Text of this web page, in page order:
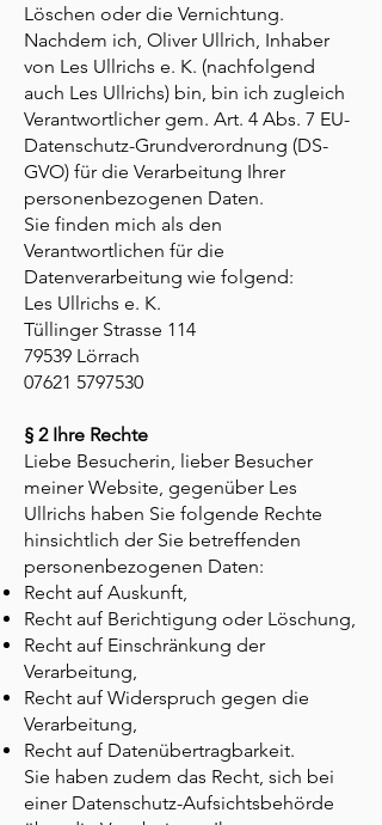
Löschen oder die Vernichtung.
Nachdem ich, Oliver Ullrich, Inhaber
von Les Ullrichs e. K. (nachfolgend
auch Les Ullrichs) bin, bin ich zugleich
Verantwortlicher gem. Art. 4 Abs. 7 EU-
Datenschutz-Grundverordnung (DS-
GVO) für die Verarbeitung Ihrer
personenbezogenen Daten.
Sie finden mich als den
Verantwortlichen für die
Datenverarbeitung wie folgend:
Les Ullrichs e. K.
Tüllinger Strasse 114
79539 Lörrach
07621 5797530
§ 2 Ihre Rechte
Liebe Besucherin, lieber Besucher
meiner Website, gegenüber Les
Ullrichs haben Sie folgende Rechte
hinsichtlich der Sie betreffenden
personenbezogenen Daten:
Recht auf Auskunft,
Recht auf Berichtigung oder Löschung,
Recht auf Einschränkung der
Verarbeitung,
Recht auf Widerspruch gegen die
Verarbeitung,
Recht auf Datenübertragbarkeit.
Sie haben zudem das Recht, sich bei
einer Datenschutz-Aufsichtsbehörde